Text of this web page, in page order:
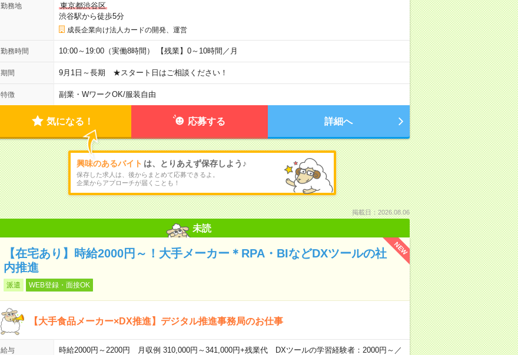
勤務地
東京都渋谷区
渋谷駅から徒歩5分
成長企業向け法人カードの開発、運営
勤務時間 10:00～19:00（実働8時間） 【残業】0～10時間／月
期間 9月1日～長期 ★スタート日はご相談ください！
特徴 副業・WワークOK/服装自由
気になる！ 応募する 詳細へ
興味のあるバイト は、とりあえず保存しよう♪
保存した求人は、後からまとめて応募できるよ。
企業からアプローチが届くことも！
掲載日：2026.08.06
未読
NEW
【在宅あり】時給2000円～！大手メーカー＊RPA・BIなどDXツールの社
内推進
派遣 WEB登録・面接OK
【大手食品メーカー×DX推進】デジタル推進事務局のお仕事
給与
時給2000円～2200円 月収例 310,000円～341,000円+残業代 DXツールの学習経験者：2000円～／